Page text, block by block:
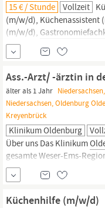
15 € / Stunde Vollzeit
(m/w/d), Küchenassistent
(m/w/d),
Gastronomie
(m/w/d),
Gastronomieassistent
(m/
online auf dieses
Ass.-Arzt/ -ärztin in
älter als 1 Jahr
Niedersachsen, Oldenburg
Kreyenbrück
Klinikum Oldenburg
Über uns Das Klinikum
gesamte Weser-Ems-
Oldenburg.
Unser Haus
beschäftigt rund 3.000
zählen wir zu den größten
Küchenhilfe (m/w/d)